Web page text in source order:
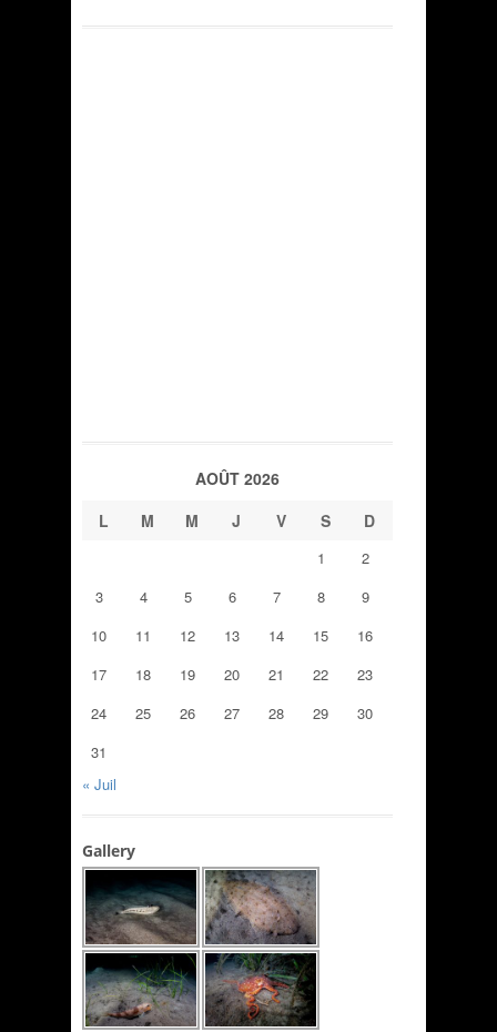
AOÛT 2026
L
M M J V S D
1
2
3
4 5 6 7 8
9
10
11 12 13 14 15
16
17
18 19 20 21 22
23
24
25 26 27 28 29
30
31
« Juil
Gallery